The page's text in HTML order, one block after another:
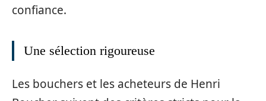
confiance.
Une sélection rigoureuse
Les bouchers et les acheteurs de Henri